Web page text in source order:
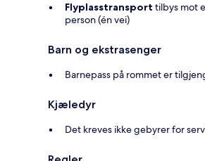
Flyplasstransport tilbys mot
person (én vei)
Barn og ekstrasenger
Barnepass på rommet er
Kjæledyr
Det kreves ikke gebyrer for